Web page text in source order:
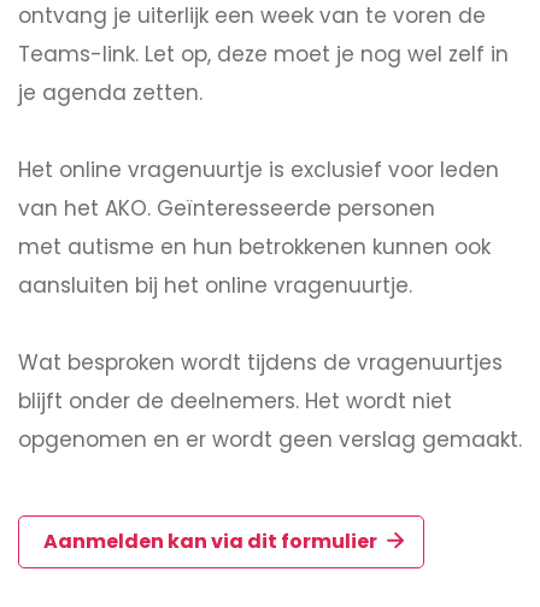
ontvang je uiterlijk een week van te voren de
Teams-link. Let op, deze moet je nog wel zelf in
je agenda zetten.
Het online vragenuurtje is exclusief voor leden
van het AKO. Geïnteresseerde personen
met autisme en hun betrokkenen kunnen ook
aansluiten bij het online vragenuurtje.
Wat besproken wordt tijdens de vragenuurtjes
blijft onder de deelnemers. Het wordt niet
opgenomen en er wordt geen verslag gemaakt.
Aanmelden kan via dit formulier